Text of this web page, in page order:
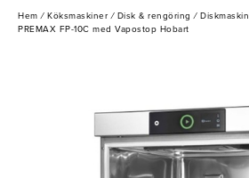
Hem / Köksmaskiner / Disk & rengöring / Diskmaskin
PREMAX FP-10C med Vapostop Hobart